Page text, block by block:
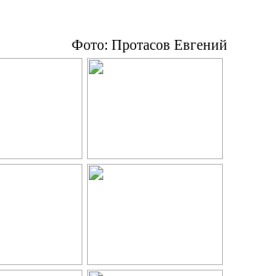
Фото: Протасов Евгений